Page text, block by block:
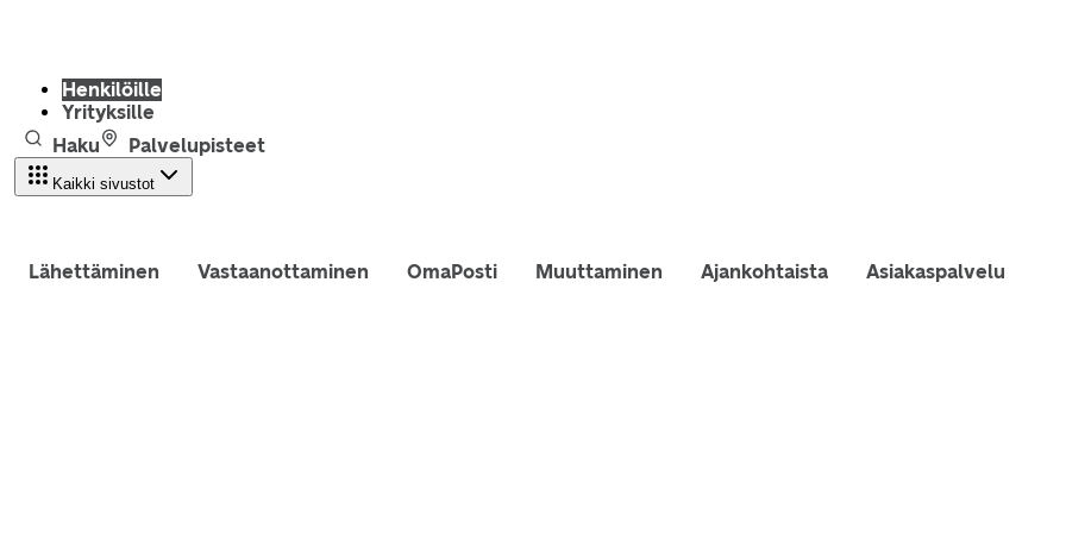
Henkilöille
Yrityksille
Haku
Palvelupisteet
Kaikki sivustot
Lähettäminen Vastaanottaminen OmaPosti Muuttaminen Ajankohtaista Asiakaspalvelu